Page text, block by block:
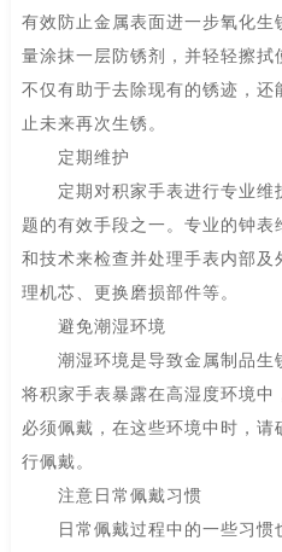
有效防止金属表面进一步氧化
量涂抹一层防锈剂，并轻轻擦
不仅有助于去除现有的锈迹，
止未来再次生锈。
定期维护
定期对积家手表进行专业维
题的有效手段之一。专业的钟
和技术来检查并处理手表内部
理机芯、更换磨损部件等。
避免潮湿环境
潮湿环境是导致金属制品生
将积家手表暴露在高湿度环境
必须佩戴，在这些环境中时，
行佩戴。
注意日常佩戴习惯
日常佩戴过程中的一些习惯